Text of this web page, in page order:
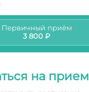
Первичный приём
3 800 ₽
на прием